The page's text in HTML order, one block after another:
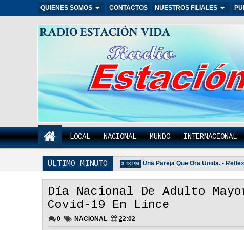
QUIENES SOMOS CONTACTOS NUESTROS FILIALES
RADIO ESTACIÓN VIDA
LOCAL NACIONAL MUNDO INTERNACIONAL
ÚLTIMO MINUTO
Es Importante - Reflexión 3:18 PM Una Pareja Que Ora Unida. - Reflexión
Día Nacional De Adulto
Covid-19 En Lince
0 NACIONAL 22:02